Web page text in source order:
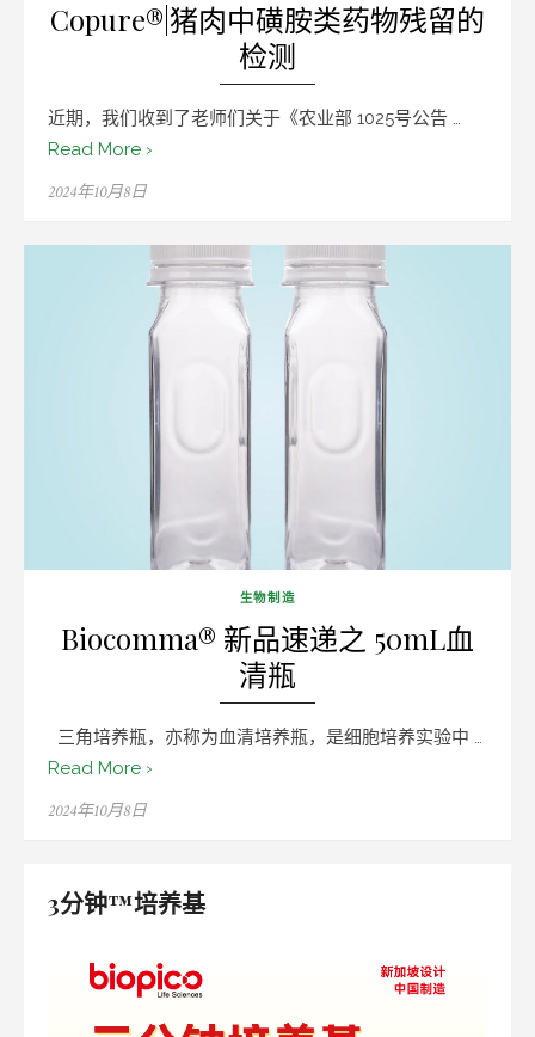
Copure®|猪肉中磺胺类药物残留的
检测
近期，我们收到了老师们关于《农业部 1025号公告 …
Read More ›
Posted
2024年10月8日
生物制造
Biocomma® 新品速递之 50mL血
清瓶
三角培养瓶，亦称为血清培养瓶，是细胞培养实验中 …
Read More ›
Posted
2024年10月8日
3分钟™培养基